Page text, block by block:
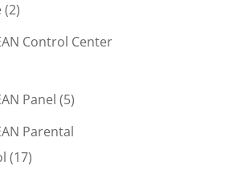
(2)
Control Center
Panel (5)
Parental
(17)